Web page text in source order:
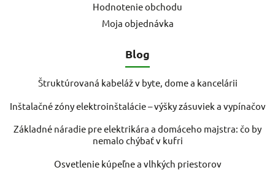
Hodnotenie obchodu
Moja objednávka
Blog
Štruktúrovaná kabeláž v byte, dome a kancelárii
Inštalačné zóny elektroinštalácie – výšky zásuviek a vypínačov
Základné náradie pre elektrikára a domáceho majstra: čo by
nemalo chýbať v kufri
Osvetlenie kúpeľne a vlhkých priestorov